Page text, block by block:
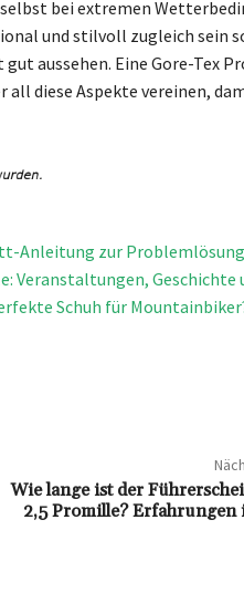
bei extremen
und stilvoll zugleich sein
aussehen. Eine Gore-Tex
diese Aspekte vereinen,
Anleitung zur Problemlösung
Veranstaltungen, Geschichte
Schuh für
Wie lange ist der
2,5 Promille? Erfahrungen